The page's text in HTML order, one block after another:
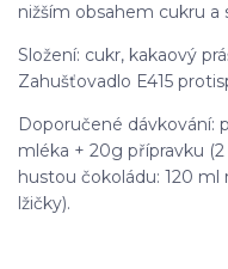
nižším obsahem cukru a
Složení: cukr, kakaový
Zahušťovadlo E415
Doporučené dávkování:
mléka + 20g přípravku
hustou čokoládu: 120 ml
lžičky).